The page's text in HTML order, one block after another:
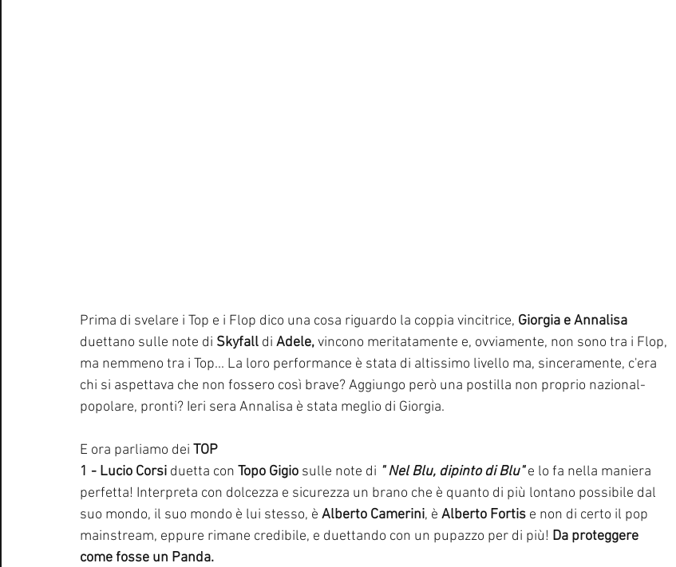
Prima di svelare i Top e i Flop dico una cosa riguardo la coppia vincitrice, Giorgia e Annalisa
duettano sulle note di Skyfall di Adele, vincono meritatamente e, ovviamente, non sono tra i Flop,
ma nemmeno tra i Top... La loro performance è stata di altissimo livello ma, sinceramente, c'era
chi si aspettava che non fossero così brave? Aggiungo però una postilla non proprio nazional-
popolare, pronti? Ieri sera Annalisa è stata meglio di Giorgia.
E ora parliamo dei TOP
1 - Lucio Corsi duetta con Topo Gigio sulle note di " Nel Blu, dipinto di Blu" e lo fa nella maniera
perfetta! Interpreta con dolcezza e sicurezza un brano che è quanto di più lontano possibile dal
suo mondo, il suo mondo è lui stesso, è Alberto Camerini, è Alberto Fortis e non di certo il pop
mainstream, eppure rimane credibile, e duettando con un pupazzo per di più! Da proteggere
come fosse un Panda.